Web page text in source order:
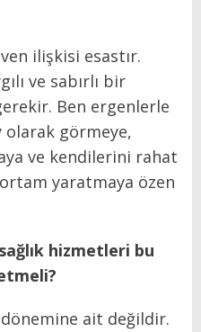
ilişkisi esastır.
ve sabırlı bir
Ben ergenlerle
olarak görmeye,
ve kendilerini rahat
yaratmaya özen
hizmetleri bu
dönemine ait değildir.